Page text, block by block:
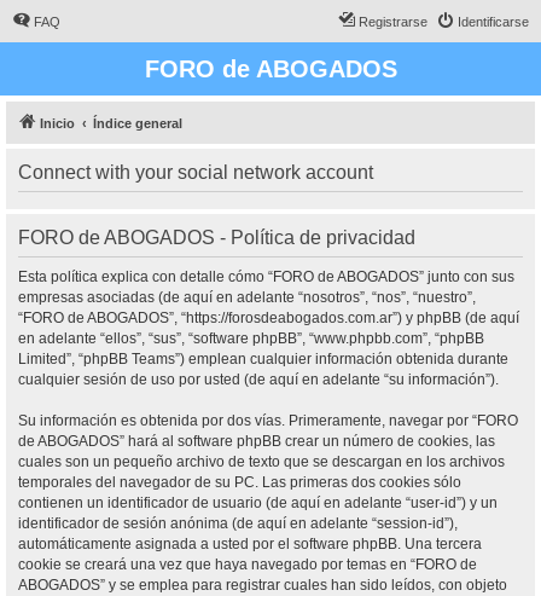
FAQ Identificarse
Registrarse
FORO de ABOGADOS
Inicio Índice general
Connect with your social network account
FORO de ABOGADOS - Política de privacidad
Esta política explica con detalle cómo “FORO de ABOGADOS” junto con sus
empresas asociadas (de aquí en adelante “nosotros”, “nos”, “nuestro”,
“FORO de ABOGADOS”, “https://forosdeabogados.com.ar”) y phpBB (de aquí
en adelante “ellos”, “sus”, “software phpBB”, “www.phpbb.com”, “phpBB
Limited”, “phpBB Teams”) emplean cualquier información obtenida durante
cualquier sesión de uso por usted (de aquí en adelante “su información”).
Su información es obtenida por dos vías. Primeramente, navegar por “FORO
de ABOGADOS” hará al software phpBB crear un número de cookies, las
cuales son un pequeño archivo de texto que se descargan en los archivos
temporales del navegador de su PC. Las primeras dos cookies sólo
contienen un identificador de usuario (de aquí en adelante “user-id”) y un
identificador de sesión anónima (de aquí en adelante “session-id”),
automáticamente asignada a usted por el software phpBB. Una tercera
cookie se creará una vez que haya navegado por temas en “FORO de
ABOGADOS” y se emplea para registrar cuales han sido leídos, con objeto